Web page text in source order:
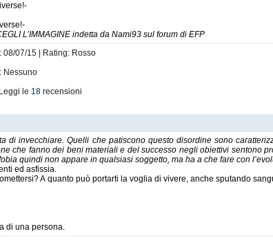
L’IMMAGINE indetta da Nami93 sul forum di EFP
08/07/15 | Rating: Rosso
Nessuno
le 18 recensioni
di invecchiare. Quelli che patiscono questo disordine sono
che fanno dei beni materiali e del successo negli obiettivi sentono
quindi non appare in qualsiasi soggetto, ma ha a che fare con
ed asfissia.
A quanto può portarti la voglia di vivere, anche sputando
di una persona.